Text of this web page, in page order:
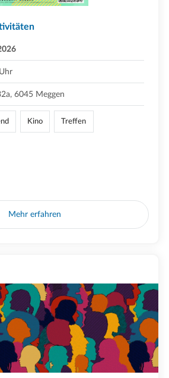
6045 Meggen
Kino Treffen
Mehr erfahren